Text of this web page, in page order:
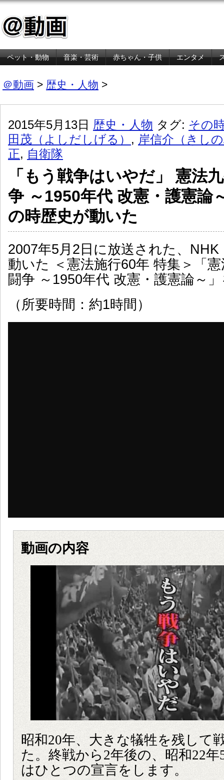
ペット・動物 音楽・芸術 赤ちゃん・子供 エンタメ
＠動画 > 歴史・人物 >
2015年5月13日 歴史・人物 タグ: その
田茂（よしだしげる） , 岸信介（きし
正, 自衛隊
「もう戦争はいやだ」 憲法
争 ～1950年代 改憲・護憲論
の時歴史が動いた
2007年5月2日に放送された、
動いた ＜憲法施行60年 特集＞「
闘争 ～1950年代 改憲・護憲論～
（所要時間：約1時間）
動画の内容
昭和20年、大きな犠牲を残して
た。終戦から2年後の、昭和22年
はひとつの宣言をします。